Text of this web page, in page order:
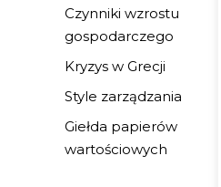
Czynniki wzrostu
gospodarczego
Kryzys w Grecji
Style zarządzania
Giełda papierów
wartościowych